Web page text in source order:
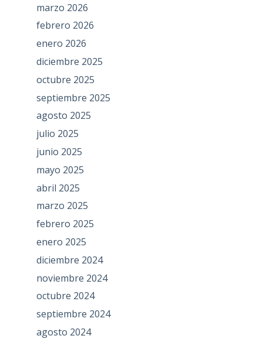
marzo 2026
febrero 2026
enero 2026
diciembre 2025
octubre 2025
septiembre 2025
agosto 2025
julio 2025
junio 2025
mayo 2025
abril 2025
marzo 2025
febrero 2025
enero 2025
diciembre 2024
noviembre 2024
octubre 2024
septiembre 2024
agosto 2024